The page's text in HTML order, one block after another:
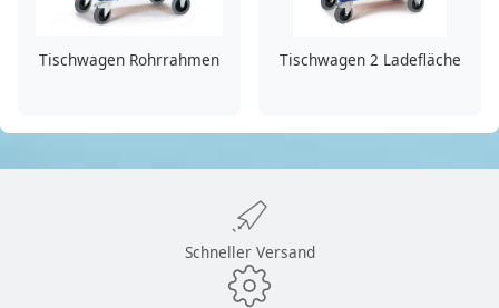
Tischwagen Rohrrahmen Tischwagen 2 Ladefläche
Schneller Versand